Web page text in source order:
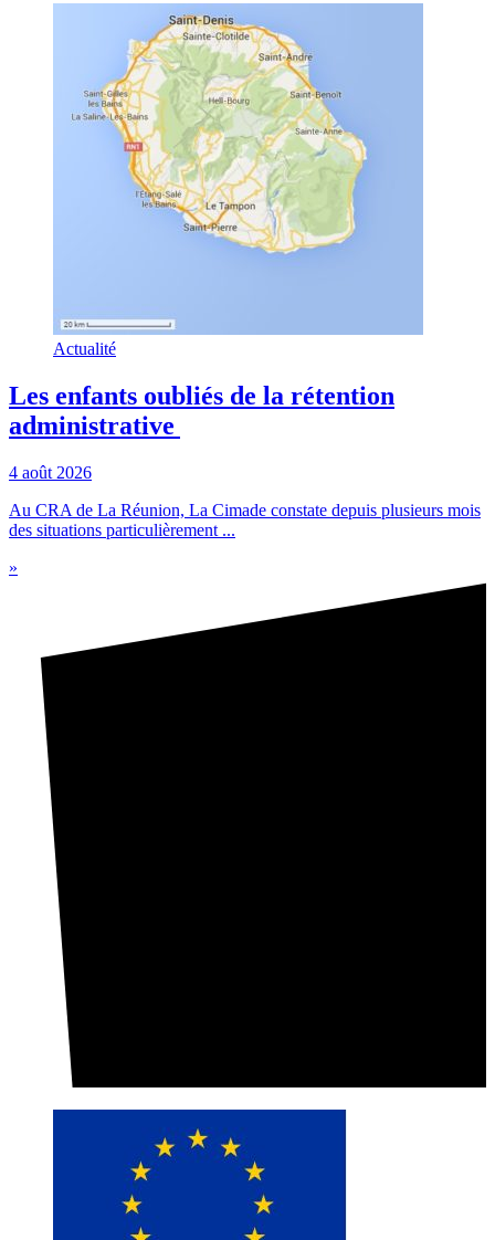
Actualité
Les enfants oubliés de la rétention
administrative
4 août 2026
Au CRA de La Réunion, La Cimade constate depuis plusieurs mois
des situations particulièrement ...
»